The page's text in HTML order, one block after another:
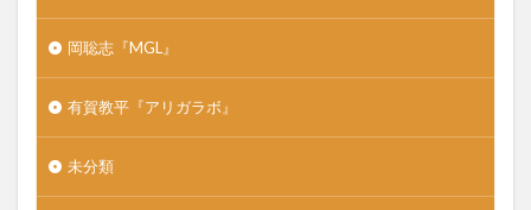
岡聡志『MGL』
有賀教平『アリガラボ』
未分類